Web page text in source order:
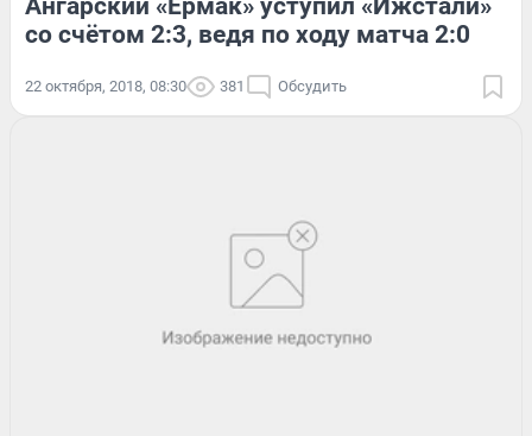
Ангарский «Ермак» уступил «Ижстали»
со счётом 2:3, ведя по ходу матча 2:0
22 октября, 2018, 08:30 381 Обсудить